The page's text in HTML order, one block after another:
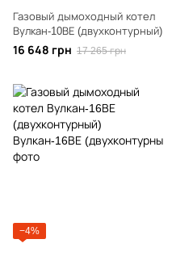
Газовый дымоходный котел
Вулкан-10ВЕ (двухконтурный)
16 648 грн 17 265 грн
−4%